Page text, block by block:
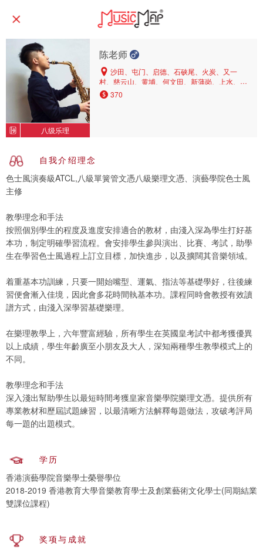
八级乐理
陈老师
沙田、屯门、启德、石硖尾、火炭、又一
村、慈云山、黄埔、何文田、新蒲岗、上水、太
子、深水埗、美孚、九龙湾、荃湾、油麻地、大
埔、葵涌、湾仔、九龙塘、元朗、旺角、黄大
370
自我介绍理念
色士風演奏級ATCL,八級單簧管文憑八級樂理文憑、演藝學院色士風
主修
教學理念和手法
按照個別學生的程度及進度安排適合的教材，由淺入深為學生打好基
本功，制定明確學習流程。會安排學生參與演出、比賽、考試，助學
生在學習色士風過程上訂立目標，加快進步，以及擴闊其音樂領域。
着重基本功訓練，只要一開始嘴型、運氣、指法等基礎學好，往後練
習便會漸入佳境，因此會多花時間執基本功。課程同時會教授有效讀
譜方式，由淺入深學習基礎樂理。
在樂理教學上，六年豐富經驗，所有學生在英國皇考試中都考獲優異
以上成績，學生年齡廣至小朋友及大人，深知兩種學生教學模式上的
不同。
教學理念和手法
深入淺出幫助學生以最短時間考獲皇家音樂學院樂理文憑。提供所有
專業教材和歷屆試題練習，以最清晰方法解釋每題做法，攻破考評局
每一題的出題模式。
学历
香港演藝學院音樂學士榮譽學位
2018-2019 香港教育大學音樂教育學士及創業藝術文化學士(同期結業
雙課位課程)
奖项与成就